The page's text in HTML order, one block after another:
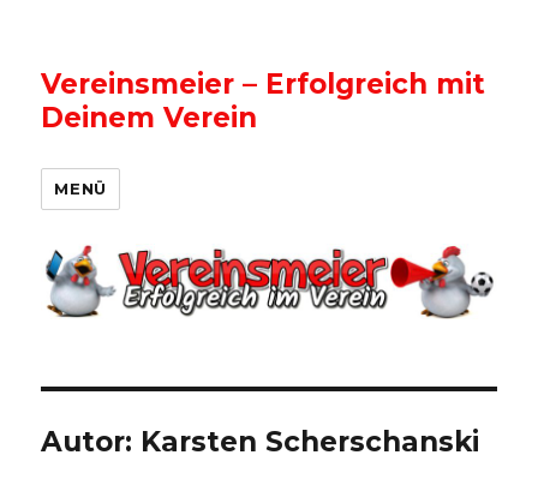
Vereinsmeier – Erfolgreich mit
Deinem Verein
MENÜ
Autor: Karsten Scherschanski